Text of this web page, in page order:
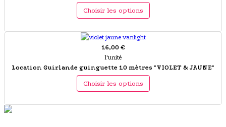
Choisir les options
16,00 €
l'unité
Location Guirlande guinguette 10 mètres "VIOLET & JAUNE"
Choisir les options